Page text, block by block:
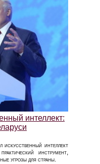
интеллект:
искусственный интеллект
инструмент,
угрозы для страны.